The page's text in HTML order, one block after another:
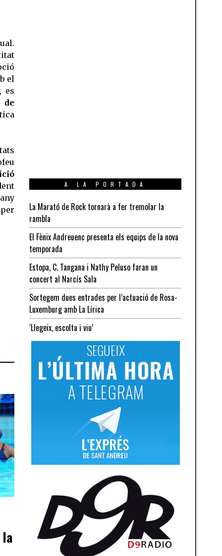
el
es
de
A LA PORTADA
La Marató de Rock tornarà a fer tremolar la
rambla
El Fènix Andreuenc presenta els equips de la nova
temporada
Estopa, C. Tangana i Nathy Peluso faran un
concert al Narcís Sala
Sortegem dues entrades per l’actuació de Rosa-
Luxemburg amb La Lírica
‘Llegeix, escolta i viu’